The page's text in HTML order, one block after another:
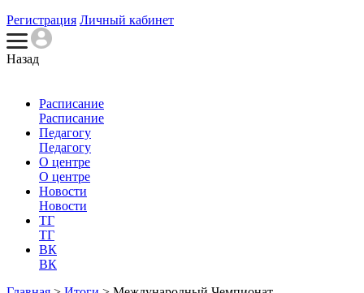
Регистрация Личный кабинет
Назад
Расписание
Расписание
Педагогу
Педагогу
О центре
О центре
Новости
Новости
ТГ
ТГ
ВК
ВК